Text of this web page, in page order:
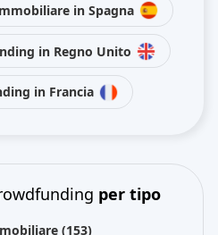
in Spagna
in Regno Unito
in Francia
per tipo
(153)